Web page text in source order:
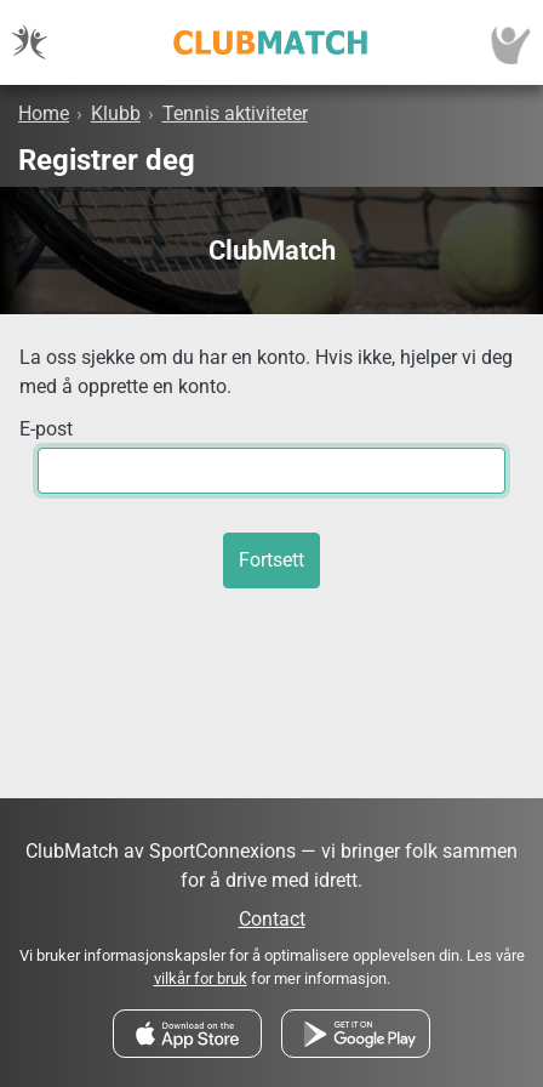
Home › Klubb › Tennis aktiviteter
Registrer deg
ClubMatch
La oss sjekke om du har en konto. Hvis ikke, hjelper vi deg
med å opprette en konto.
E-post
Fortsett
ClubMatch av SportConnexions — vi bringer folk sammen
for å drive med idrett.
Contact
Vi bruker informasjonskapsler for å optimalisere opplevelsen din. Les våre
vilkår for brukfor mer informasjon.